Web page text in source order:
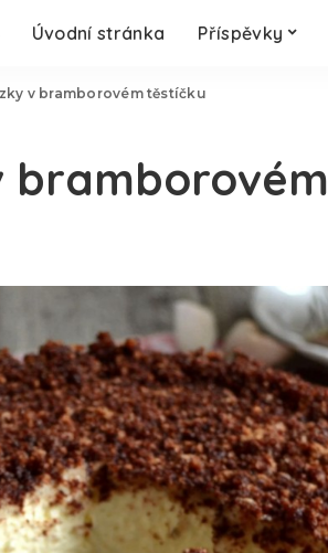
Úvodní stránka Příspěvky
v bramborovém těstíčku